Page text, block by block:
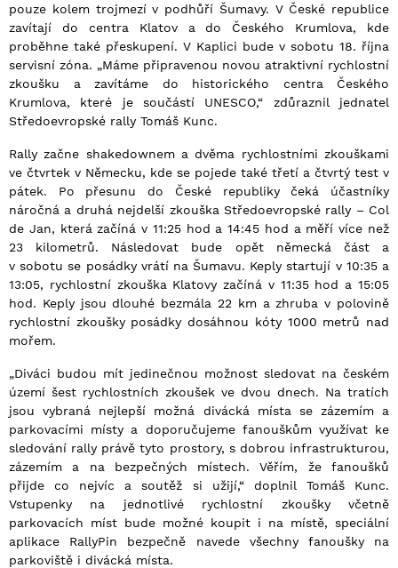
pouze kolem trojmezí v podhůří Šumavy. V České republice
zavítají do centra Klatov a do Českého Krumlova, kde
proběhne také přeskupení. V Kaplici bude v sobotu 18. října
servisní zóna. „Máme připravenou novou atraktivní rychlostní
zkoušku a zavítáme do historického centra Českého
Krumlova, které je součástí UNESCO,“ zdůraznil jednatel
Středoevropské rally Tomáš Kunc.
Rally začne shakedownem a dvěma rychlostními zkouškami
ve čtvrtek v Německu, kde se pojede také třetí a čtvrtý test v
pátek. Po přesunu do České republiky čeká účastníky
náročná a druhá nejdelší zkouška Středoevropské rally – Col
de Jan, která začíná v 11:25 hod a 14:45 hod a měří více než
23 kilometrů. Následovat bude opět německá část a
v sobotu se posádky vrátí na Šumavu. Keply startují v 10:35 a
13:05, rychlostní zkouška Klatovy začíná v 11:35 hod a 15:05
hod. Keply jsou dlouhé bezmála 22 km a zhruba v polovině
rychlostní zkoušky posádky dosáhnou kóty 1000 metrů nad
mořem.
„Diváci budou mít jedinečnou možnost sledovat na českém
území šest rychlostních zkoušek ve dvou dnech. Na tratích
jsou vybraná nejlepší možná divácká místa se zázemím a
parkovacími místy a doporučujeme fanouškům využívat ke
sledování rally právě tyto prostory, s dobrou infrastrukturou,
zázemím a na bezpečných místech. Věřím, že fanoušků
přijde co nejvíc a soutěž si užijí,“ doplnil Tomáš Kunc.
Vstupenky na jednotlivé rychlostní zkoušky včetně
parkovacích míst bude možné koupit i na místě, speciální
aplikace RallyPin bezpečně navede všechny fanoušky na
parkoviště i divácká místa.